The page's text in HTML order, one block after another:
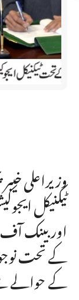
وزیراعلی
ٹیکنیکل
اور بینک
کے تحت
کے حوالے